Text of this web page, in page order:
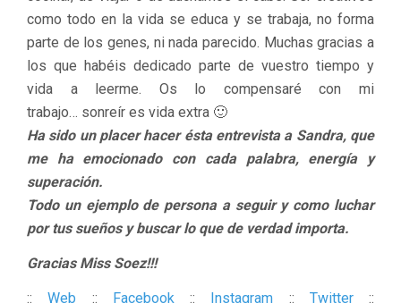
como todo en la vida se educa y se trabaja, no forma
parte de los genes, ni nada parecido. Muchas gracias a
los que habéis dedicado parte de vuestro tiempo y
vida a leerme. Os lo compensaré con mi
trabajo… sonreír es vida extra 🙂
Ha sido un placer hacer ésta entrevista a Sandra, que
me ha emocionado con cada palabra, energía y
superación.
Todo un ejemplo de persona a seguir y como luchar
por tus sueños y buscar lo que de verdad importa.
Gracias Miss Soez!!!
::Web :: Facebook:: Instagram :: Twitter::